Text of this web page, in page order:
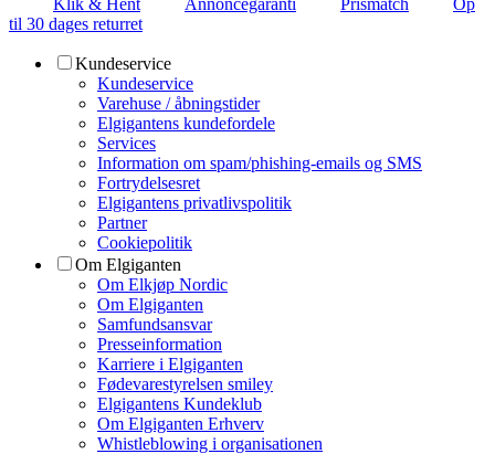
til 30 dages returret
Kundeservice
Kundeservice
Varehuse / åbningstider
Elgigantens kundefordele
Services
Information om spam/phishing-emails og SMS
Fortrydelsesret
Elgigantens privatlivspolitik
Partner
Cookiepolitik
Om Elgiganten
Om Elkjøp Nordic
Om Elgiganten
Samfundsansvar
Presseinformation
Karriere i Elgiganten
Fødevarestyrelsen smiley
Elgigantens Kundeklub
Om Elgiganten Erhverv
Whistleblowing i organisationen